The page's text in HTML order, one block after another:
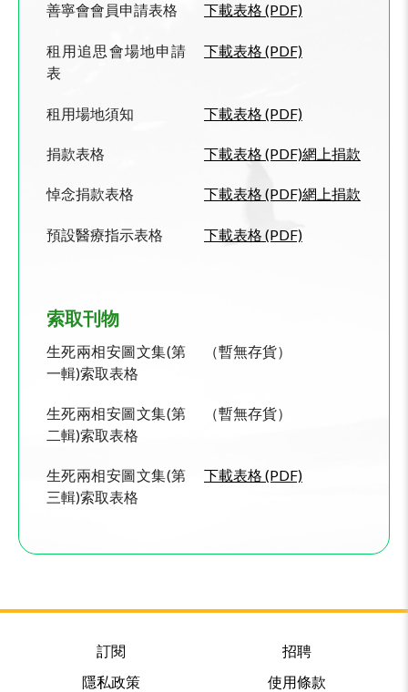
善寧會會員申請表格 下載表格 (PDF)
租用追思會場地申請
表
下載表格 (PDF)
租用場地須知 下載表格 (PDF)
捐款表格 下載表格 (PDF)網上捐款
悼念捐款表格 下載表格 (PDF)網上捐款
預設醫療指示表格 下載表格 (PDF)
索取刊物
生死兩相安圖文集(第
一輯)索取表格
（暫無存貨）
生死兩相安圖文集(第
二輯)索取表格
（暫無存貨）
生死兩相安圖文集(第
三輯)索取表格
下載表格 (PDF)
訂閱
招聘
隱私政策
使用條款